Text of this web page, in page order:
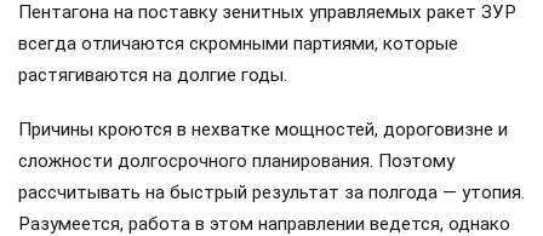
Пентагона на поставку зенитных управляемых ракет ЗУР
всегда отличаются скромными партиями, которые
растягиваются на долгие годы.
Причины кроются в нехватке мощностей, дороговизне и
сложности долгосрочного планирования. Поэтому
рассчитывать на быстрый результат за полгода — утопия.
Разумеется, работа в этом направлении ведется, однако